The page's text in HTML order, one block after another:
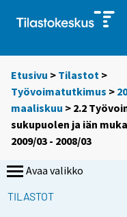
Etusivu > Tilastot >
Työvoimatutkimus >
maaliskuu > 2.2
sukupuolen ja iän
2009/03 - 2008/03
Avaa valikko
TILASTOT